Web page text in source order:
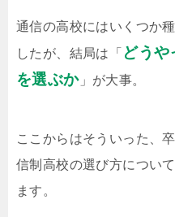
通信の高校にはいくつか
したが、結局は「 どう
を選ぶか」が大事。
ここからはそういった、
信制高校の選び方につい
ます。